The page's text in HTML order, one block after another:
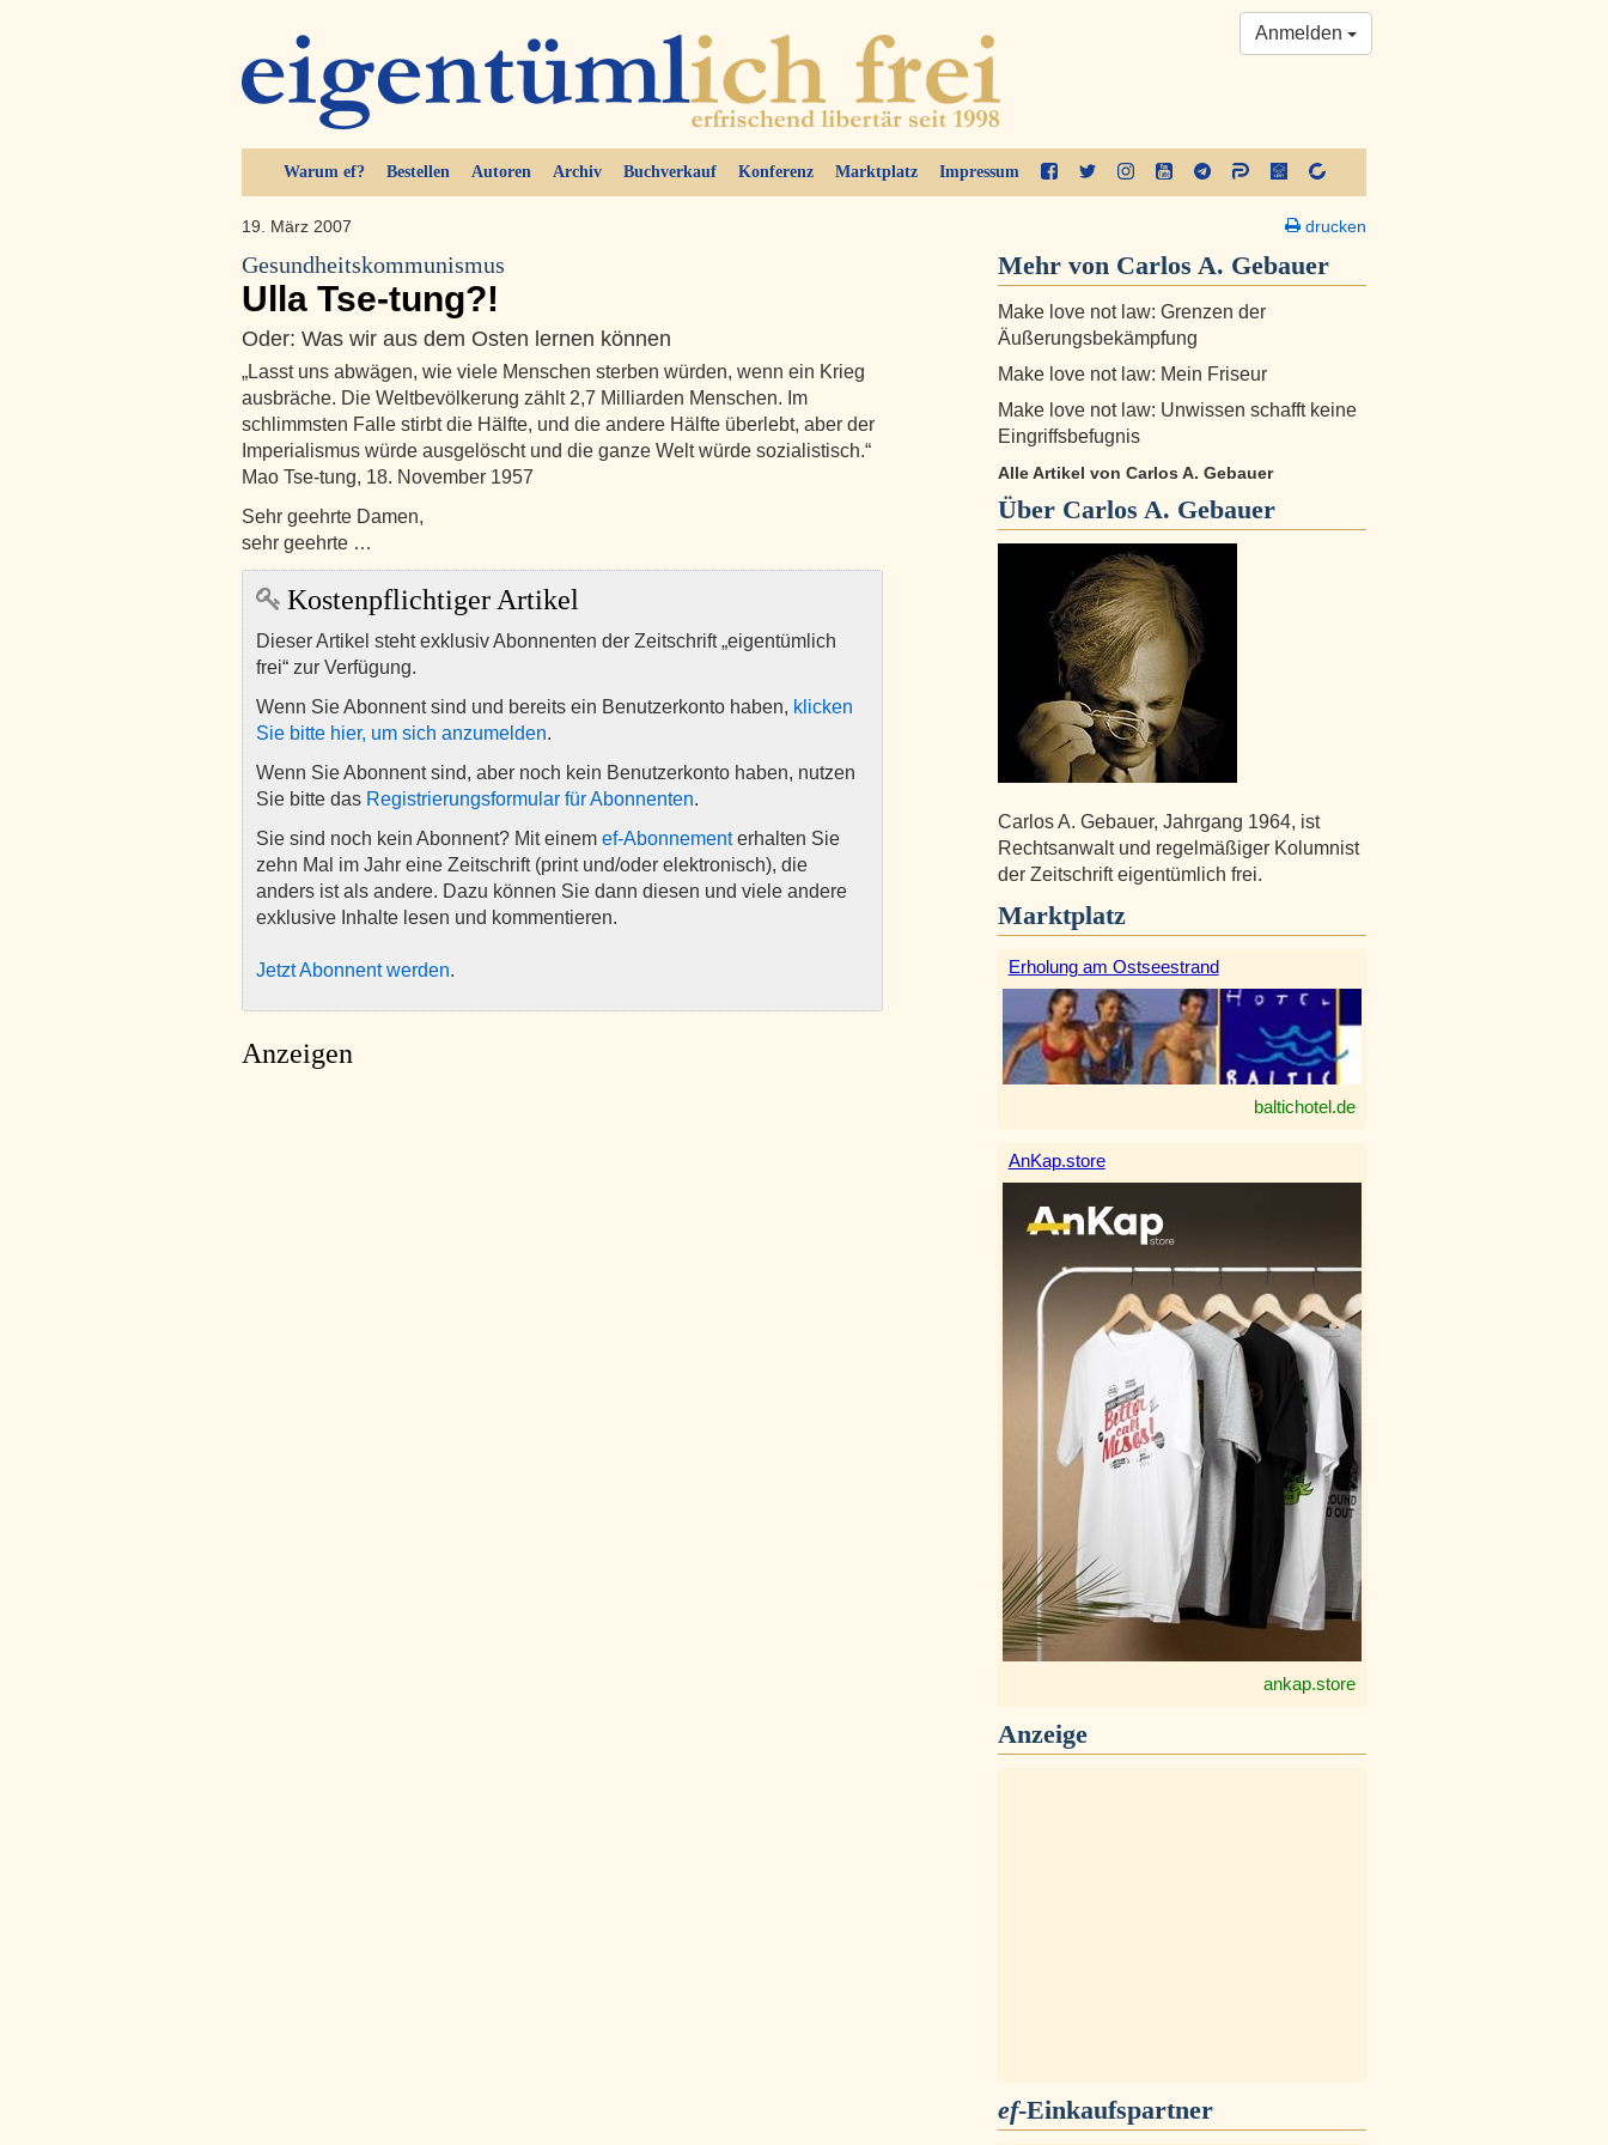
Warum ef? Bestellen Autoren Archiv Buchverkauf Konferenz Marktplatz Impressum
Anmelden
19. März 2007
Gesundheitskommunismus
Ulla Tse-tung?!
Oder: Was wir aus dem Osten lernen können
„Lasst uns abwägen, wie viele Menschen sterben würden, wenn ein Krieg
ausbräche. Die Weltbevölkerung zählt 2,7 Milliarden Menschen. Im
schlimmsten Falle stirbt die Hälfte, und die andere Hälfte überlebt, aber der
Imperialismus würde ausgelöscht und die ganze Welt würde sozialistisch.“
Mao Tse-tung, 18. November 1957
Sehr geehrte Damen,
sehr geehrte …
Kostenpflichtiger Artikel
Dieser Artikel steht exklusiv Abonnenten der Zeitschrift „eigentümlich
frei“ zur Verfügung.
Wenn Sie Abonnent sind und bereits ein Benutzerkonto haben, klicken
Sie bitte hier, um sich anzumelden.
Wenn Sie Abonnent sind, aber noch kein Benutzerkonto haben, nutzen
Sie bitte das Registrierungsformular für Abonnenten.
Sie sind noch kein Abonnent? Mit einem ef-Abonnementerhalten Sie
zehn Mal im Jahr eine Zeitschrift (print und/oder elektronisch), die
anders ist als andere. Dazu können Sie dann diesen und viele andere
exklusive Inhalte lesen und kommentieren.
Jetzt Abonnent werden.
Anzeigen
drucken
Mehr von Carlos A. Gebauer
Make love not law: Grenzen der
Äußerungsbekämpfung
Make love not law: Mein Friseur
Make love not law: Unwissen schafft keine
Eingriffsbefugnis
Alle Artikel von Carlos A. Gebauer
Über Carlos A. Gebauer
Carlos A. Gebauer, Jahrgang 1964, ist
Rechtsanwalt und regelmäßiger Kolumnist
der Zeitschrift eigentümlich frei.
Marktplatz
Erholung am Ostseestrand
baltichotel.de
AnKap.store
ankap.store
Anzeige
ef-Einkaufspartner